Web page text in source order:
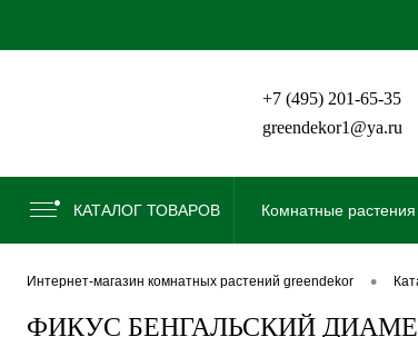
+7 (495) 201-65-35
greendekor1@ya.ru
КАТАЛОГ ТОВАРОВ Комнатные растения
интернет-магазин комнатных растений greendekor •
ФИКУС БЕНГАЛЬСКИЙ